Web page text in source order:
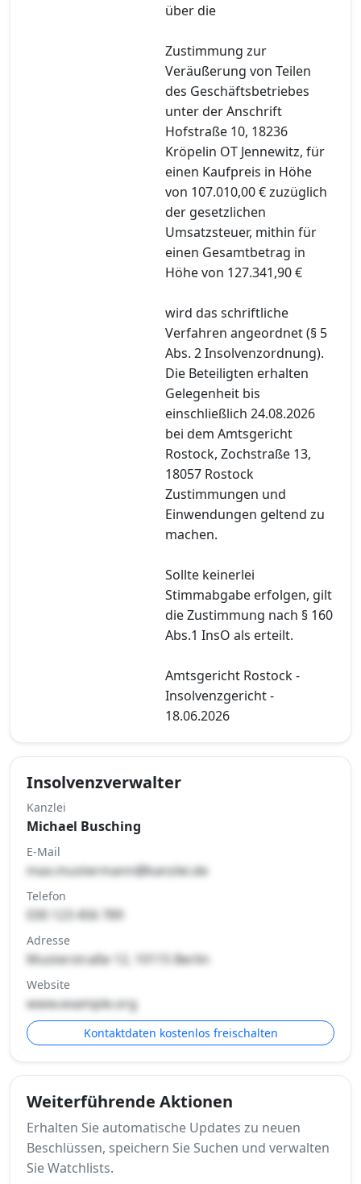
über die
Zustimmung zur
Veräußerung von Teilen
des Geschäftsbetriebes
unter der Anschrift
Hofstraße 10, 18236
Kröpelin OT Jennewitz, für
einen Kaufpreis in Höhe
von 107.010,00 € zuzüglich
der gesetzlichen
Umsatzsteuer, mithin für
einen Gesamtbetrag in
Höhe von 127.341,90 €
wird das schriftliche
Verfahren angeordnet (§ 5
Abs. 2 Insolvenzordnung).
Die Beteiligten erhalten
Gelegenheit bis
einschließlich 24.08.2026
bei dem Amtsgericht
Rostock, Zochstraße 13,
18057 Rostock
Zustimmungen und
Einwendungen geltend zu
machen.
Sollte keinerlei
Stimmabgabe erfolgen, gilt
die Zustimmung nach § 160
Abs.1 InsO als erteilt.
Amtsgericht Rostock -
Insolvenzgericht -
18.06.2026
Insolvenzverwalter
Kanzlei
Michael Busching
E-Mail
max.mustermann@kanzlei.de
Telefon
030 123 456 789
Adresse
Musterstraße 12, 10115 Berlin
Website
www.example.org
Kontaktdaten kostenlos freischalten
Weiterführende Aktionen
Erhalten Sie automatische Updates zu neuen
Beschlüssen, speichern Sie Suchen und verwalten
Sie Watchlists.